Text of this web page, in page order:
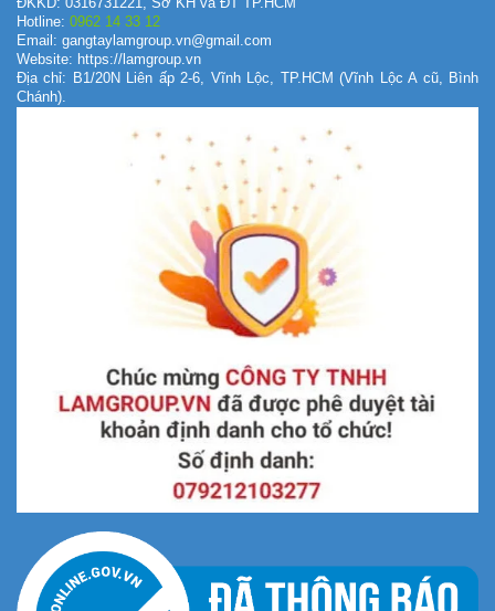
Hotline: 0962 14 33 12
Email: gangtaylamgroup.vn@gmail.com
Website: https://lamgroup.vn
Địa chỉ: B1/20N Liên ấp 2-6, Vĩnh Lộc, TP.HCM (Vĩnh Lộc A cũ, Bình
Chánh).